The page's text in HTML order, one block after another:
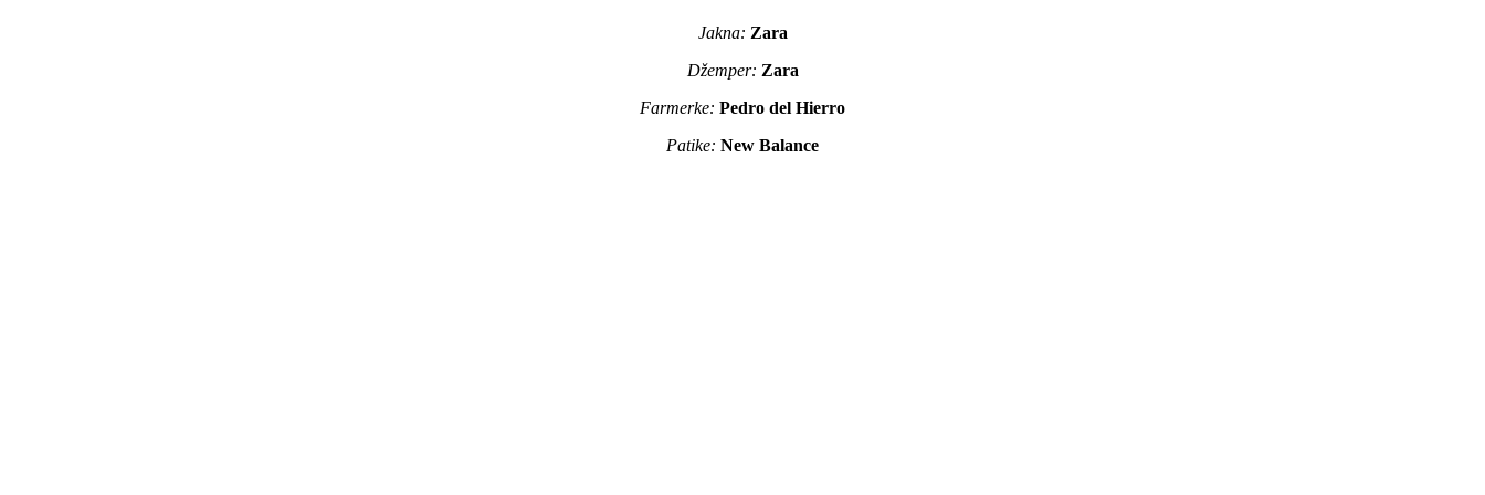
Jakna: Zara
Džemper: Zara
Farmerke: Pedro del Hierro
Patike: New Balance